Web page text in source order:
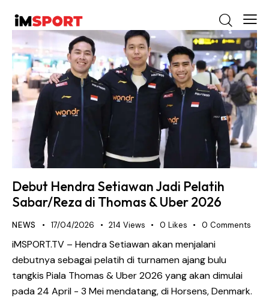
Debut Hendra Setiawan Jadi Pelatih
Sabar/Reza di Thomas & Uber 2026
NEWS 17/04/2026 214 Views 0 Likes 0 Comments
iMSPORT.TV – Hendra Setiawan akan menjalani
debutnya sebagai pelatih di turnamen ajang bulu
tangkis Piala Thomas & Uber 2026 yang akan dimulai
pada 24 April - 3 Mei mendatang, di Horsens, Denmark.